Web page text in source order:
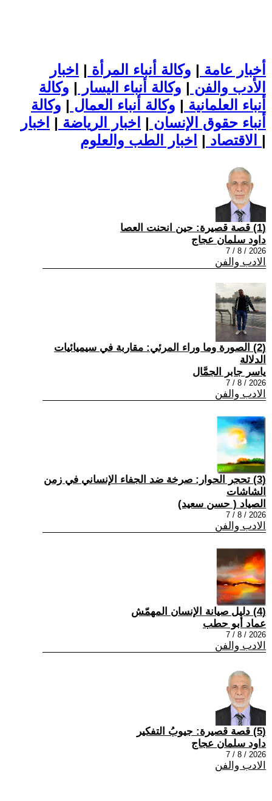
أخبار عامة | وكالة أنباء المرأة | اخبار
الأدب والفن | وكالة أنباء اليسار | وكالة
أنباء العلمانية | وكالة أنباء العمال | وكالة
أنباء حقوق الإنسان | اخبار الرياضة | اخبار
الاقتصاد | |
(1) قصة قصيرة: حين انحنت العصا
داود سلمان عجاج
2026 / 8 / 7
الادب والفن
(2) الصورة وما وراء المرئي: مقاربة في سيميائيات
الدلالة
ياسر جابر الجمَّال
2026 / 8 / 7
الادب والفن
(3) تحجر الحوار: صرخة ضد الجفاء الإنساني في زمن
الشاشات
الصياد ‏( حسن سعيد‏)
2026 / 8 / 7
الادب والفن
(4) دليل صيانة الإنسان المهمّش
عماد أبو حطب
2026 / 8 / 7
الادب والفن
(5) قصة قصيرة: جيوبُ التفكير
داود سلمان عجاج
2026 / 8 / 7
الادب والفن